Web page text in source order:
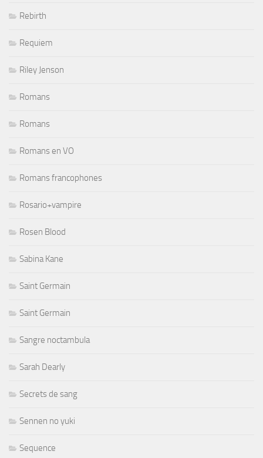
Rebirth
Requiem
Riley Jenson
Romans
Romans
Romans en VO
Romans francophones
Rosario+vampire
Rosen Blood
Sabina Kane
Saint Germain
Saint Germain
Sangre noctambula
Sarah Dearly
Secrets de sang
Sennen no yuki
Sequence